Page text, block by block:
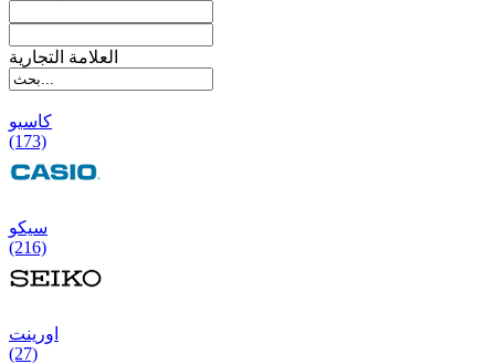
العلامة التجارية
کاسیو
(173)
سیکو
(216)
اورینت
(27)